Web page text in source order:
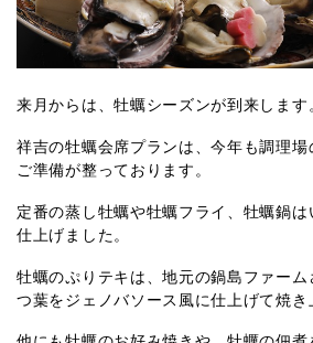
来月からは、牡蠣シーズンが到来します
祥吉の牡蠣会席プランは、今年も調理
ご準備が整っております。
定番の蒸し牡蠣や牡蠣フライ、牡蠣鍋
仕上げました。
牡蠣のぷりテキは、地元の鍋島ファー
つ葉をジェノバソース風に仕上げて焼き